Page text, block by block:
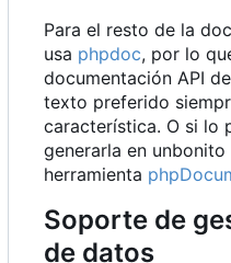
Para el resto de la
usa phpdoc, por lo
documentación API
texto preferido
característica. O si lo
generarla en
herramienta
Soporte de
de datos